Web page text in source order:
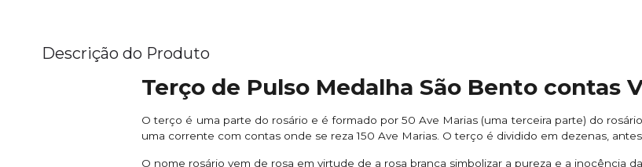
Descrição do Produto
Terço de Pulso Medalha São Bento contas
O terço é uma parte do rosário e é formado por 50 Ave Marias (uma terceira parte) do
uma corrente com contas onde se reza 150 Ave Marias. O terço é dividido em dezenas,
O nome rosário vem de rosa em virtude de a rosa branca simbolizar a pureza e a inocência